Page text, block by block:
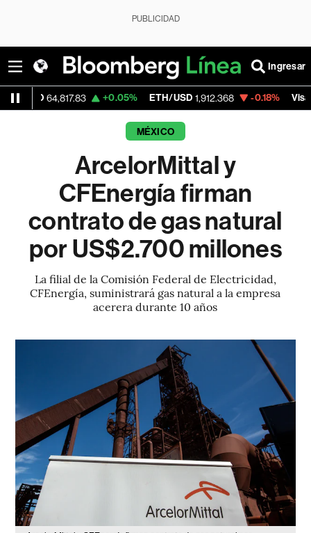
PUBLICIDAD
Ingresar
64,817.83 +0.05% ETH/USD 1,912.368 -0.18% Visa 368.54
MÉXICO
ArcelorMittal y
CFEnergía firman
contrato de gas natural
por US$2.700 millones
La filial de la Comisión Federal de Electricidad,
CFEnergía, suministrará gas natural a la empresa
acerera durante 10 años